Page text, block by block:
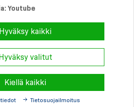
· Julkaisutiedot·
·
Tietosuoja
Youtube
Hyväksy kaikki
valitut
Kiellä kaikki
Tietosuojailmoitus